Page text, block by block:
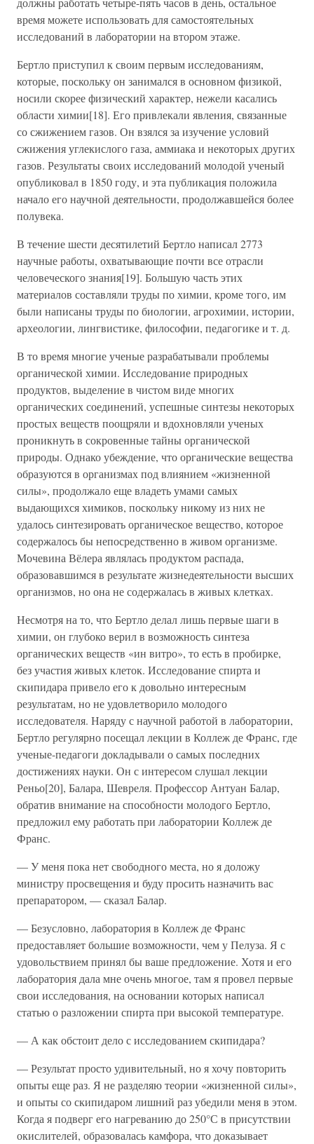
время можете использовать для самостоятельных
исследований в лаборатории на втором этаже.
Бертло приступил к своим первым исследованиям,
которые, поскольку он занимался в основном физикой,
носили скорее физический характер, нежели касались
области химии[18]. Его привлекали явления, связанные
со сжижением газов. Он взялся за изучение условий
сжижения углекислого газа, аммиака и некоторых других
газов. Результаты своих исследований молодой ученый
опубликовал в 1850 году, и эта публикация положила
начало его научной деятельности, продолжавшейся более
полувека.
В течение шести десятилетий Бертло написал 2773
научные работы, охватывающие почти все отрасли
человеческого знания[19]. Большую часть этих
материалов составляли труды по химии, кроме того, им
были написаны труды по биологии, агрохимии, истории,
археологии, лингвистике, философии, педагогике и т. д.
В то время многие ученые разрабатывали проблемы
органической химии. Исследование природных
продуктов, выделение в чистом виде многих
органических соединений, успешные синтезы некоторых
простых веществ поощряли и вдохновляли ученых
проникнуть в сокровенные тайны органической
природы. Однако убеждение, что органические вещества
образуются в организмах под влиянием «жизненной
силы», продолжало еще владеть умами самых
выдающихся химиков, поскольку никому из них не
удалось синтезировать органическое вещество, которое
содержалось бы непосредственно в живом организме.
Мочевина Вёлера являлась продуктом распада,
образовавшимся в результате жизнедеятельности высших
организмов, но она не содержалась в живых клетках.
Несмотря на то, что Бертло делал лишь первые шаги в
химии, он глубоко верил в возможность синтеза
органических веществ «ин витро», то есть в пробирке,
без участия живых клеток. Исследование спирта и
скипидара привело его к довольно интересным
результатам, но не удовлетворило молодого
исследователя. Наряду с научной работой в лаборатории,
Бертло регулярно посещал лекции в Коллеж де Франс, где
ученые-педагоги докладывали о самых последних
достижениях науки. Он с интересом слушал лекции
Реньо[20], Балара, Шевреля. Профессор Антуан Балар,
обратив внимание на способности молодого Бертло,
предложил ему работать при лаборатории Коллеж де
Франс.
— У меня пока нет свободного места, но я доложу
министру просвещения и буду просить назначить вас
препаратором, — сказал Балар.
— Безусловно, лаборатория в Коллеж де Франс
предоставляет большие возможности, чем у Пелуза. Я с
удовольствием принял бы ваше предложение. Хотя и его
лаборатория дала мне очень многое, там я провел первые
свои исследования, на основании которых написал
статью о разложении спирта при высокой температуре.
— А как обстоит дело с исследованием скипидара?
— Результат просто удивительный, но я хочу повторить
опыты еще раз. Я не разделяю теории «жизненной силы»,
и опыты со скипидаром лишний раз убедили меня в этом.
Когда я подверг его нагреванию до 250°С в присутствии
окислителей, образовалась камфора, что доказывает